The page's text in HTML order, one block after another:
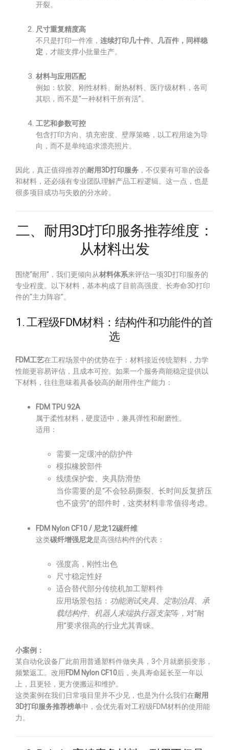
开裂。
尺寸重复精度高
不只是打印一件准， 连续打印几十件、几百件，同样稳
定 ，才能支撑小批量生产。
材料与应用匹配
例如：软胶、刚性材料、耐热材料、医疗级材料，各司
其职，而不是“一种材料干所有活”。
工艺和参数可控
包含打印方向、填充密度、壁厚策略，以工程用途为导
向，而不是单纯追求漂亮照片。
因此，真正值得推荐的耐用3D打印服务 ，不仅要有可靠的设备
和材料，还必须有专业团队理解产品工程逻辑。这一点，也是
很多项目成功与失败的分水岭。
二、耐用3D打印服务推荐维度：
从材料出发
围绕“耐用”，我们更倾向从材料体系来评估一项3D打印服务的
专业程度。以下材料，基本构成了目前高强度、长寿命3D打印
件的“主力阵容”。
1. 工程级FDM材料：结构件和功能件的首
选
FDM工艺在工程场景中的优势在于：材料接近传统塑料，力学
性能更容易评估，且成本可控。如果一个服务商能稳定提供以
下材料，往往意味着具备较高的耐用件生产能力：
FDM TPU 92A
属于柔性材料，硬度适中，兼具弹性和耐磨性。
适用：
需要一定缓冲的防护件
模拟橡胶部件
线缆保护套、夹具防滑垫
当你需要的是“不会轻易撕裂、长时间反复挤压
也不疲劳”的部件时，这类材料非常值得考虑。
FDM Nylon CF10 / 尼龙12碳纤维
这类碳纤增强尼龙是高强结构件的代表：
强度高，刚性出色
尺寸稳定性好
适合替代部分传统机加工塑料件
应用场景包括： 功能测试夹具、定制治具、承
载结构件、机器人末端执行器支架等，对“耐
用”要求很高的行业尤其青睐。
小案例：
某自动化设备厂此前用普通塑料件做夹具，3个月就磨损变形，
频繁返工。改用 FDM Nylon CF10后，夹具寿命延长至一年以
上，且更轻，更方便搬运和维护。
这类案例在我们日常项目里并不少见，也是为什么我们在耐用
3D打印服务推荐榜单中，会优先看对工程级FDM材料的使用能
力。